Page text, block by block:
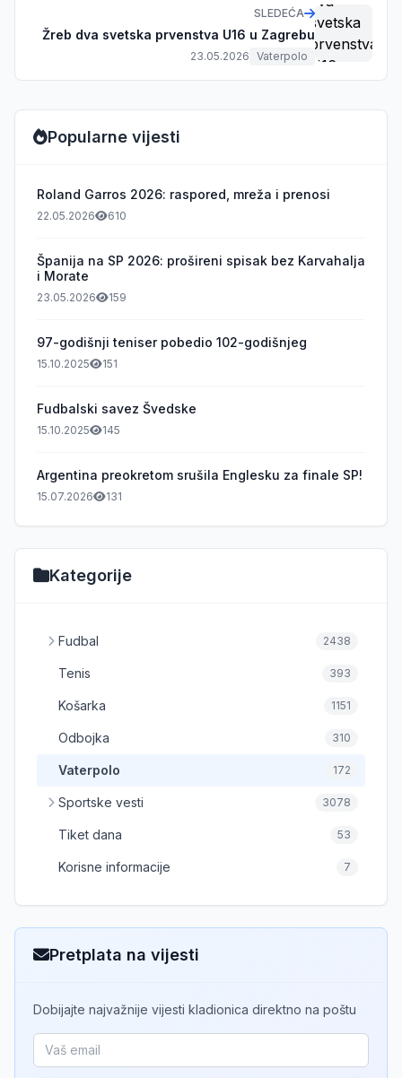
SLEDEĆA
Žreb dva svetska prvenstva U16 u Zagrebu
23.05.2026 Vaterpolo
Popularne vijesti
Roland Garros 2026: raspored, mreža i prenosi
22.05.2026 610
Španija na SP 2026: prošireni spisak bez Karvahalja
i Morate
23.05.2026 159
97-godišnji teniser pobedio 102-godišnjeg
15.10.2025 151
Fudbalski savez Švedske
15.10.2025 145
Argentina preokretom srušila Englesku za finale SP!
15.07.2026 131
Kategorije
Fudbal 2438
Tenis 393
Košarka 1151
Odbojka 310
Vaterpolo 172
Sportske vesti 3078
Tiket dana 53
Korisne informacije 7
Pretplata na vijesti
Dobijajte najvažnije vijesti kladionica direktno na poštu